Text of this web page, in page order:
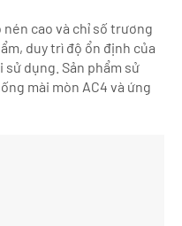
nén cao và chỉ số trương
duy trì độ ổn định của
sử dụng. Sản phẩm sử
mài mòn AC4 và ứng